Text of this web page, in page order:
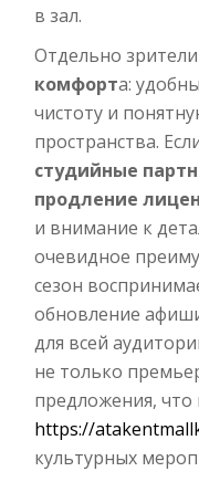
в зал.
Отдельно
комфорта:
чистоту и
пространства.
студийные
продление
и внимание к
очевидное
сезон
обновление
для всей
не только
предложения,
https://
культурных